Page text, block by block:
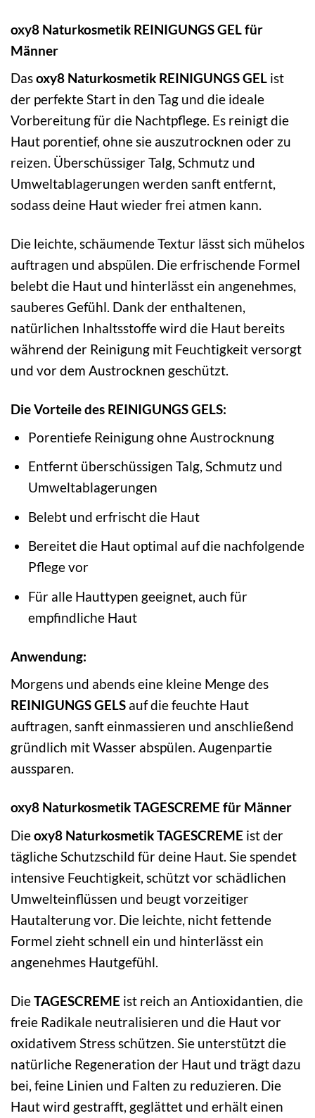
oxy8 Naturkosmetik REINIGUNGS GEL für
Männer
Dasoxy8 Naturkosmetik REINIGUNGS GEL ist
der perfekte Start in den Tag und die ideale
Vorbereitung für die Nachtpflege. Es reinigt die
Haut porentief, ohne sie auszutrocknen oder zu
reizen. Überschüssiger Talg, Schmutz und
Umweltablagerungen werden sanft entfernt,
sodass deine Haut wieder frei atmen kann.
Die leichte, schäumende Textur lässt sich mühelos
auftragen und abspülen. Die erfrischende Formel
belebt die Haut und hinterlässt ein angenehmes,
sauberes Gefühl. Dank der enthaltenen,
natürlichen Inhaltsstoffe wird die Haut bereits
während der Reinigung mit Feuchtigkeit versorgt
und vor dem Austrocknen geschützt.
Die Vorteile des REINIGUNGS GELS:
Porentiefe Reinigung ohne Austrocknung
Entfernt überschüssigen Talg, Schmutz und
Umweltablagerungen
Belebt und erfrischt die Haut
Bereitet die Haut optimal auf die nachfolgende
Pflege vor
Für alle Hauttypen geeignet, auch für
empfindliche Haut
Anwendung:
Morgens und abends eine kleine Menge des
REINIGUNGS GELS auf die feuchte Haut
auftragen, sanft einmassieren und anschließend
gründlich mit Wasser abspülen. Augenpartie
aussparen.
oxy8 Naturkosmetik TAGESCREME für Männer
Dieoxy8 Naturkosmetik TAGESCREME ist der
tägliche Schutzschild für deine Haut. Sie spendet
intensive Feuchtigkeit, schützt vor schädlichen
Umwelteinflüssen und beugt vorzeitiger
Hautalterung vor. Die leichte, nicht fettende
Formel zieht schnell ein und hinterlässt ein
angenehmes Hautgefühl.
DieTAGESCREME ist reich an Antioxidantien, die
freie Radikale neutralisieren und die Haut vor
oxidativem Stress schützen. Sie unterstützt die
natürliche Regeneration der Haut und trägt dazu
bei, feine Linien und Falten zu reduzieren. Die
Haut wird gestrafft, geglättet und erhält einen